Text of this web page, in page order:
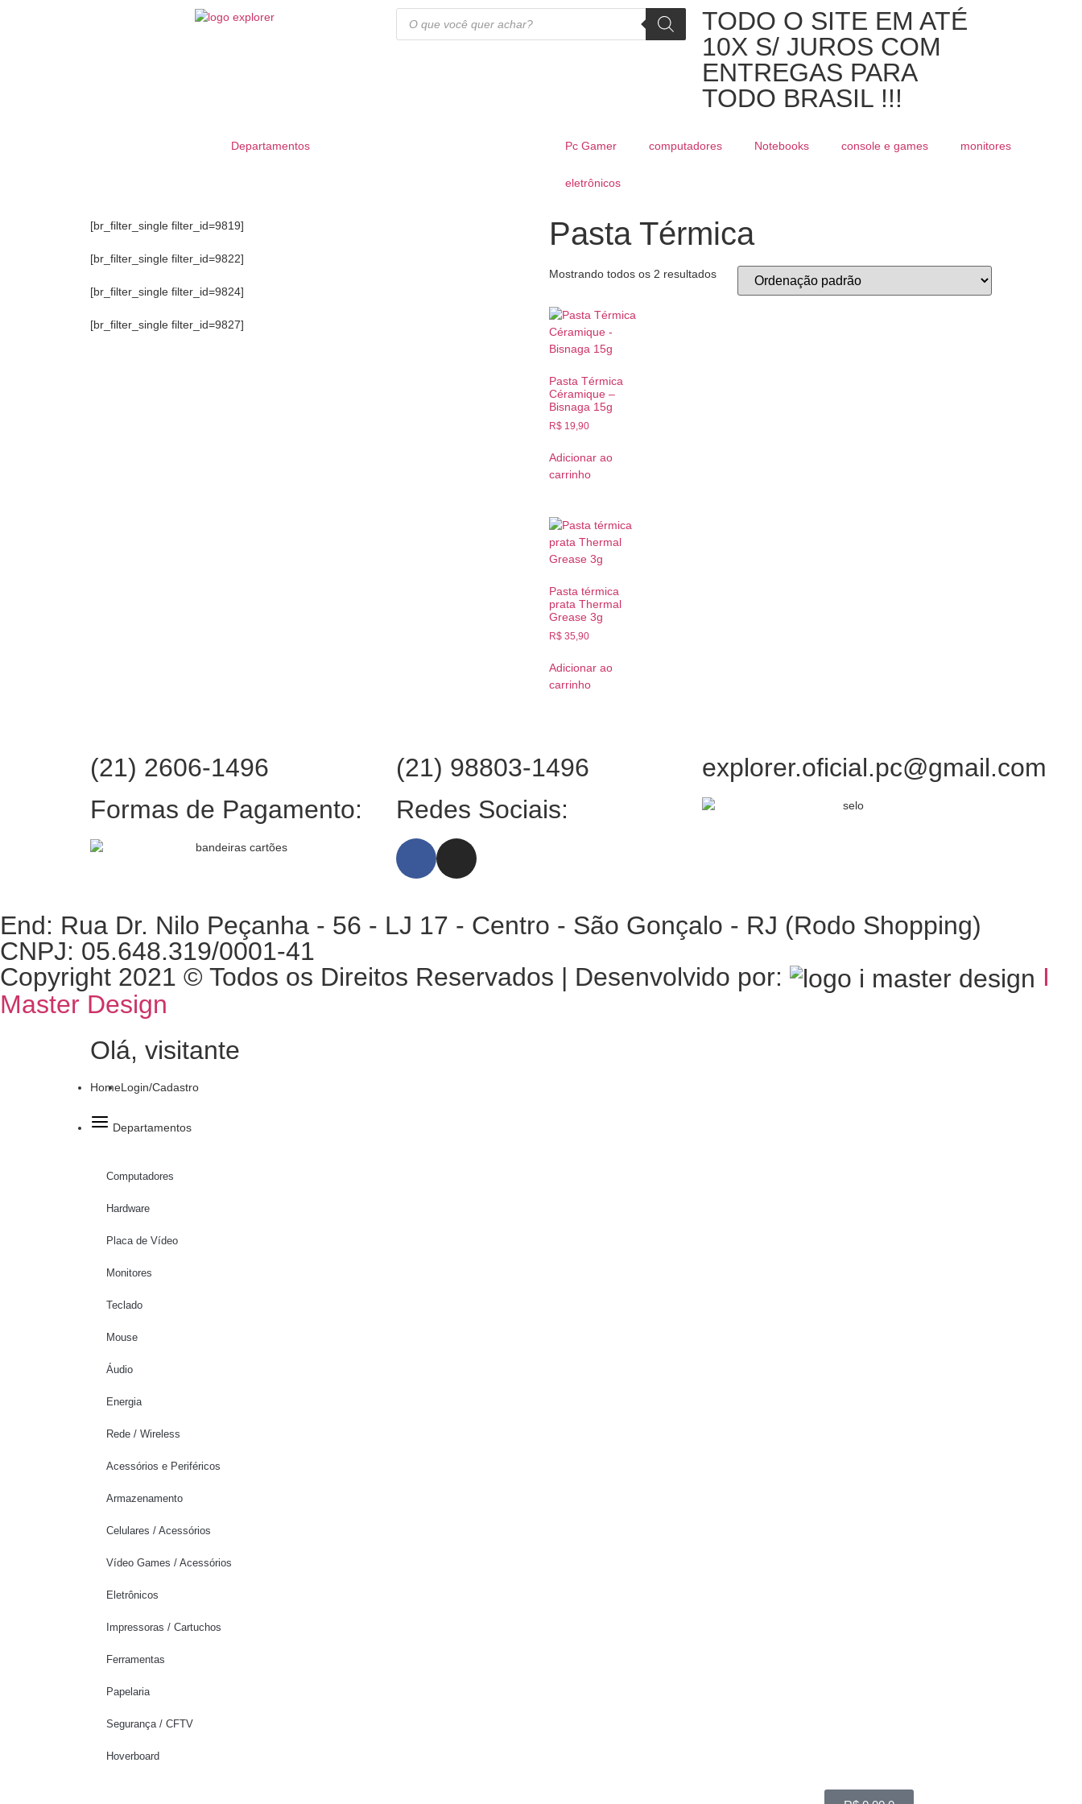
TODO O SITE EM ATÉ
10X S/ JUROS COM
ENTREGAS PARA
TODO BRASIL !!!
Departamentos Pc Gamer computadores Notebooks console e games monitores
eletrônicos
[br_filter_single filter_id=9819]
[br_filter_single filter_id=9822]
[br_filter_single filter_id=9824]
[br_filter_single filter_id=9827]
Pasta Térmica
Mostrando todos os 2 resultados
Pasta Térmica
Céramique –
Bisnaga 15g
R$ 19,90
Adicionar ao
carrinho
Pasta térmica
prata Thermal
Grease 3g
R$ 35,90
Adicionar ao
carrinho
(21) 2606-1496 (21) 98803-1496
explorer.oficial.pc@gmail.com
Formas de Pagamento:
Redes Sociais:
End: Rua Dr. Nilo Peçanha - 56 - LJ 17 - Centro - São Gonçalo - RJ (Rodo Shopping)
CNPJ: 05.648.319/0001-41
Copyright 2021 © Todos os Direitos Reservados | Desenvolvido por:
I
Master Design
Olá, visitante
HomeLogin/Cadastro
Departamentos
Computadores
Hardware
Placa de Vídeo
Monitores
Teclado
Mouse
Áudio
Energia
Rede / Wireless
Acessórios e Periféricos
Armazenamento
Celulares / Acessórios
Vídeo Games / Acessórios
Eletrônicos
Impressoras / Cartuchos
Ferramentas
Papelaria
Segurança / CFTV
Hoverboard